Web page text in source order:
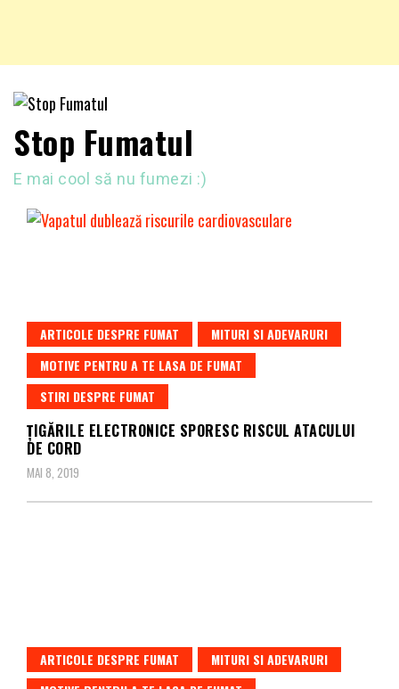
Stop Fumatul
E mai cool să nu fumezi :)
ARTICOLE DESPRE FUMAT
MITURI SI ADEVARURI
MOTIVE PENTRU A TE LASA DE FUMAT
STIRI DESPRE FUMAT
ȚIGĂRILE ELECTRONICE SPORESC RISCUL ATACULUI
DE CORD
MAI 8, 2019
ARTICOLE DESPRE FUMAT
MITURI SI ADEVARURI